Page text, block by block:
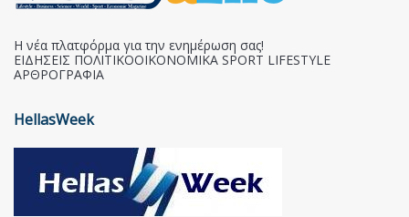
Η νέα πλατφόρμα για την ενημέρωση σας!
ΕΙΔΗΣΕΙΣ ΠΟΛΙΤΙΚΟΟΙΚΟΝΟΜΙΚΑ SPORT LIFESTYLE
ΑΡΘΡΟΓΡΑΦΙΑ
HellasWeek